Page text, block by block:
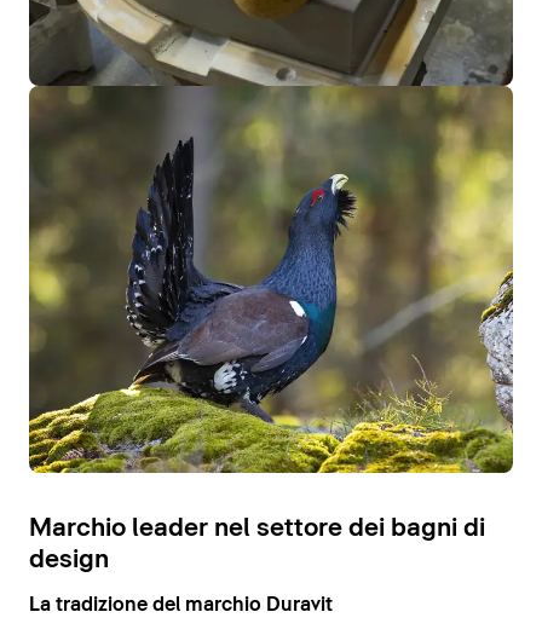
Marchio leader nel settore dei bagni di
design
La tradizione del marchio Duravit